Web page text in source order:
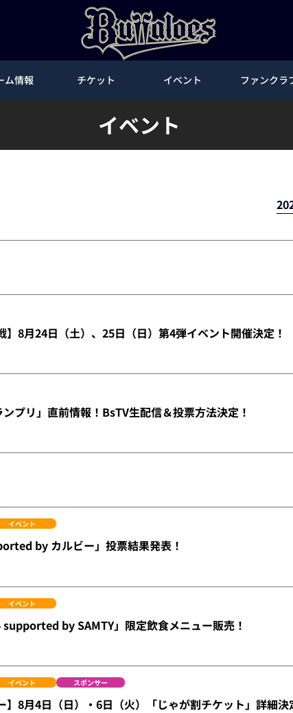
ム情報 チケット イベント ファンクラ
イベント
】8月24日（土）、25日（日）第4弾イベント開催決定！
ンプリ」直前情報！BsTV生配信＆投票方法決定！
イベント
by カルビー」投票結果発表！
イベント
supported by SAMTY」限定飲食メニュー販売！
イベント スポンサー
】8月4日（日）・6日（火）「じゃが割チケット」詳細決